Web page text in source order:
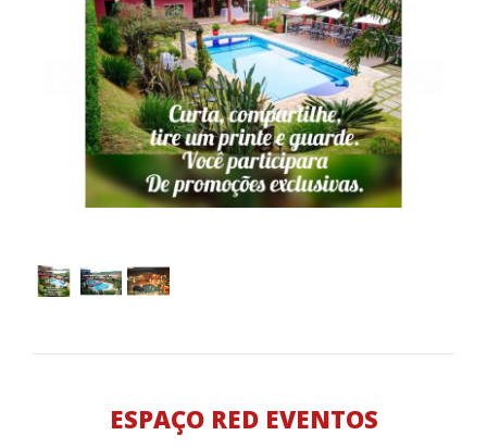
ESPAÇO RED EVENTOS